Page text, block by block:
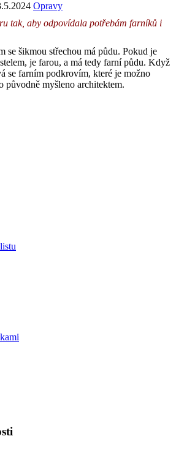
Opravy
tak, aby odpovídala potřebám farníků i
se šikmou střechou má půdu. Pokud je
je farou, a má tedy farní půdu. Když
se farním podkrovím, které je možno
myšleno architektem.